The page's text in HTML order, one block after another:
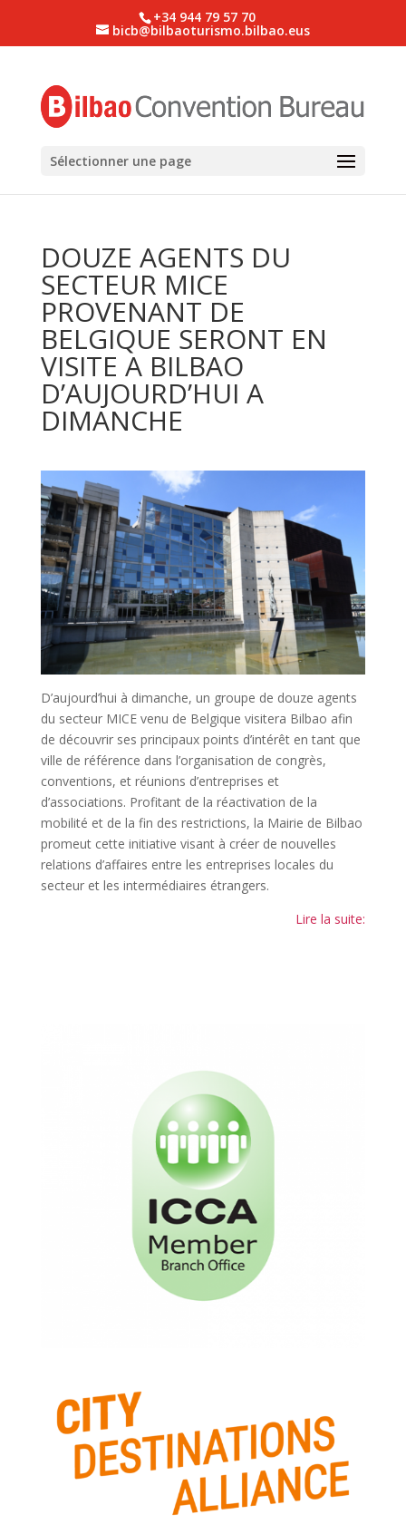
+34 944 79 57 70
bicb@bilbaoturismo.bilbao.eus
Sélectionner une page
DOUZE AGENTS DU
SECTEUR MICE
PROVENANT DE
BELGIQUE SERONT EN
VISITE A BILBAO
D’AUJOURD’HUI A
DIMANCHE
D’aujourd’hui à dimanche, un groupe de douze agents
du secteur MICE venu de Belgique visitera Bilbao afin
de découvrir ses principaux points d’intérêt en tant que
ville de référence dans l’organisation de congrès,
conventions, et réunions d’entreprises et
d’associations. Profitant de la réactivation de la
mobilité et de la fin des restrictions, la Mairie de Bilbao
promeut cette initiative visant à créer de nouvelles
relations d’affaires entre les entreprises locales du
secteur et les intermédiaires étrangers.
Lire la suite: